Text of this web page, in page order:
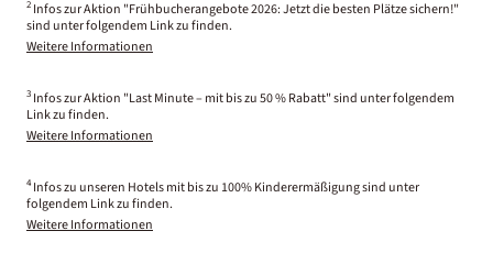
2 Infos zur Aktion "Frühbucherangebote 2026: Jetzt die besten Plätze sichern!"
sind unter folgendem Link zu finden.
Weitere Informationen
3 Infos zur Aktion "Last Minute – mit bis zu 50 % Rabatt" sind unter folgendem
Link zu finden.
Weitere Informationen
4 Infos zu unseren Hotels mit bis zu 100% Kinderermäßigung sind unter
folgendem Link zu finden.
Weitere Informationen